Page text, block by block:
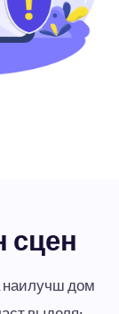
сцен
наилучш дом